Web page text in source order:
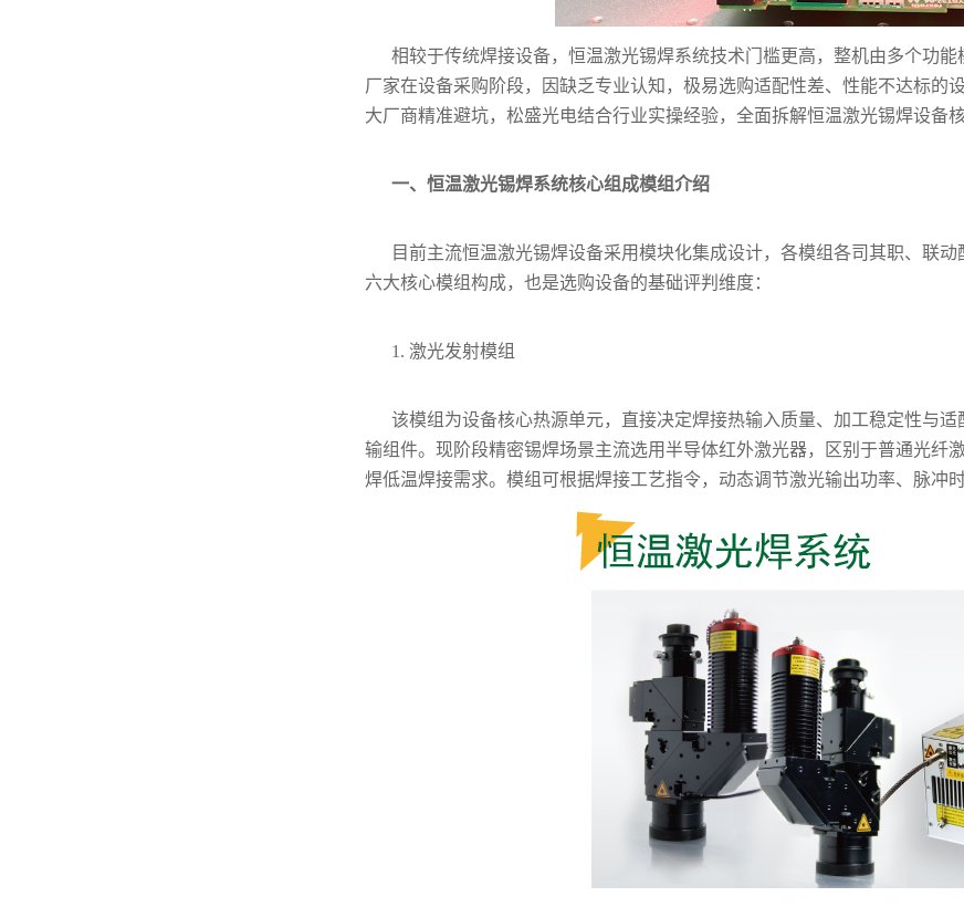
相较于传统焊接设备，恒温激光锡焊系统技术门槛更高，整机由多个功
厂家在设备采购阶段，因缺乏专业认知，极易选购适配性差、性能不达标的
大厂商精准避坑，松盛光电结合行业实操经验，全面拆解恒温激光锡焊设备
一、恒温激光锡焊系统核心组成模组介绍
目前主流恒温激光锡焊设备采用模块化集成设计，各模组各司其职、联
六大核心模组构成，也是选购设备的基础评判维度：
1. 激光发射模组
该模组为设备核心热源单元，直接决定焊接热输入质量、加工稳定性与
输组件。现阶段精密锡焊场景主流选用半导体红外激光器，区别于普通光纤
焊低温焊接需求。模组可根据焊接工艺指令，动态调节激光输出功率、脉冲